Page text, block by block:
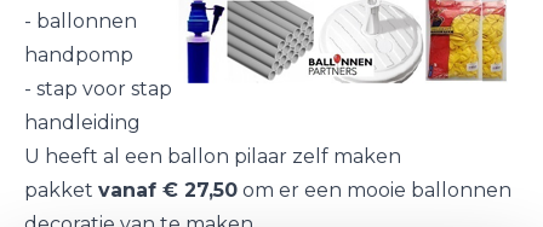
- ballonnen
handpomp
- stap voor stap
handleiding
U heeft al een ballon pilaar zelf maken
pakket vanaf € 27,50 om er een mooie ballonnen